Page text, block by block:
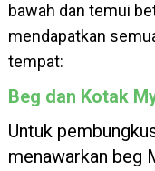
bawah dan temui
mendapatkan
tempat:
Beg dan Kotak
Untuk
menawarkan beg